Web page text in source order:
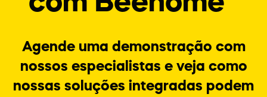
Agende uma demonstração com
nossos especialistas e veja como
nossas soluções integradas podem